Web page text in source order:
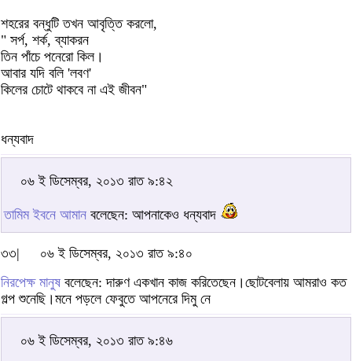
শহরের বন্ধুটি তখন আবৃত্তি করলো,
" সর্প, শর্ক, ব্যাকরন
তিন পাঁচে পনেরো কিল।
আবার যদি বলি 'লবণ'
কিলের চোটে থাকবে না এই জীবন"
ধন্যবাদ
০৬ ই ডিসেম্বর, ২০১৩ রাত ৯:৪২
তামিম ইবনে আমান বলেছেন: আপনাকেও ধন্যবাদ
৩৩|
০৬ ই ডিসেম্বর, ২০১৩ রাত ৯:৪০
নিরপেক্ষ মানুষ বলেছেন: দারুণ একখান কাজ করিতেছেন।ছোটবেলায় আমরাও কত
গল্প শুনেছি।মনে পড়লে ফেবুতে আপনেরে দিমু নে
০৬ ই ডিসেম্বর, ২০১৩ রাত ৯:৪৬